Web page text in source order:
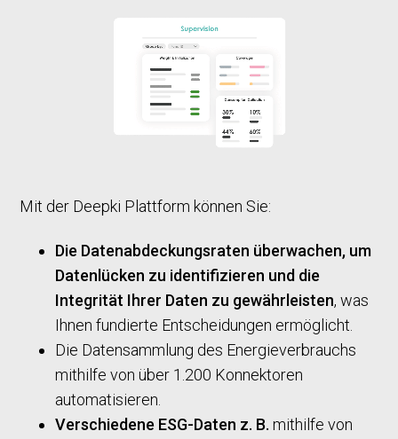
Mit der Deepki Plattform können Sie:
Die Datenabdeckungsraten überwachen, um
Datenlücken zu identifizieren und die
Integrität Ihrer Daten zu gewährleisten, was
Ihnen fundierte Entscheidungen ermöglicht.
Die Datensammlung des Energieverbrauchs
mithilfe von über 1.200 Konnektoren
automatisieren.
Verschiedene ESG-Daten z. B. mithilfe von